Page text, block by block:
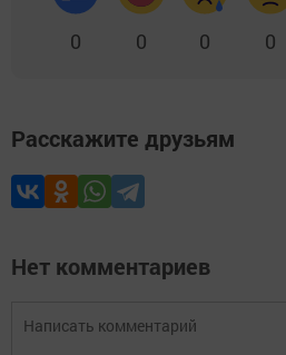
0 0 0 0
Расскажите друзьям
Нет комментариев